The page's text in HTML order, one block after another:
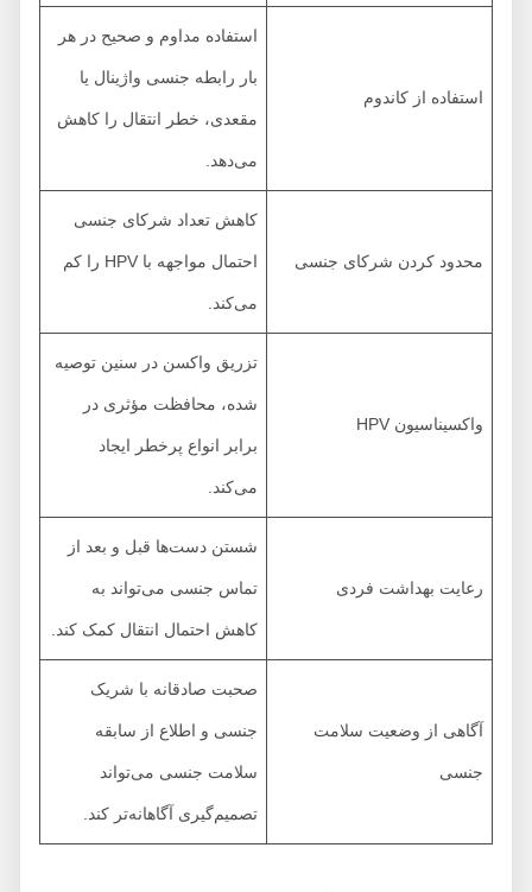
استفاده از کاندوم
استفاده مداوم و صحیح در هر
بار رابطه جنسی واژینال یا
مقعدی، خطر انتقال را کاهش
می‌دهد.
محدود کردن شرکای جنسی
کاهش تعداد شرکای جنسی
احتمال مواجهه با HPV را کم
می‌کند.
واکسیناسیون HPV
تزریق واکسن در سنین توصیه
شده، محافظت مؤثری در
برابر انواع پرخطر ایجاد
می‌کند.
رعایت بهداشت فردی
شستن دست‌ها قبل و بعد از
تماس جنسی می‌تواند به
کاهش احتمال انتقال کمک کند.
آگاهی از وضعیت سلامت
جنسی
صحبت صادقانه با شریک
جنسی و اطلاع از سابقه
سلامت جنسی می‌تواند
تصمیم‌گیری آگاهانه‌تر کند.